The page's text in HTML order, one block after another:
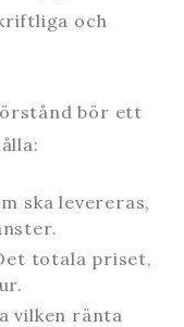
och
bör ett
ska levereras,
totala priset,
vilken ränta